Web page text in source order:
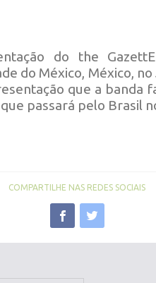
do the
do México, México,
que a banda
passará pelo Brasil
COMPARTILHE NAS REDES SOCIAIS